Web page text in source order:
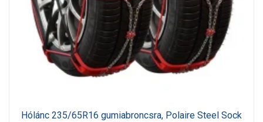
Hólánc 235/65R16 gumiabroncsra, Polaire Steel Sock